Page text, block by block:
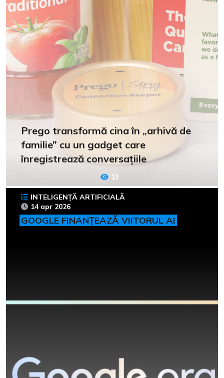
Prego transformă cina în „arhivă de
familie” cu un gadget care
înregistrează conversațiile
13
INTELIGENȚĂ ARTIFICIALĂ
14 apr 2026
GOOGLE FINANȚEAZĂ VIITORUL AI